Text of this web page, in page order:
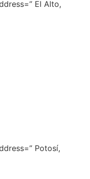
El Alto,
Potosí,